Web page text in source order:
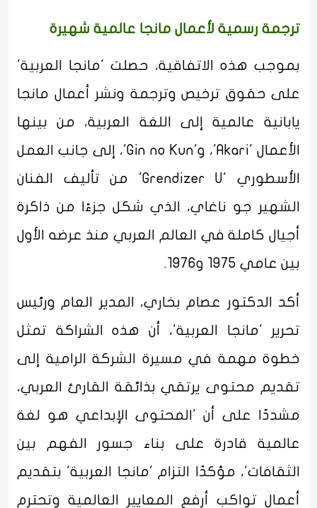
ترجمة رسمية لأعمال مانجا عالمية شهيرة
بموجب هذه الاتفاقية، حصلت 'مانجا العربية'
على حقوق ترخيص وترجمة ونشر أعمال مانجا
يابانية عالمية إلى اللغة العربية، من بينها
الأعمال 'Akari'، و'Gin no Kun'، إلى جانب العمل
الأسطوري 'Grendizer U' من تأليف الفنان
الشهير جو ناغاي، الذي شكل جزءًا من ذاكرة
أجيال كاملة في العالم العربي منذ عرضه الأول
بين عامي 1975 و1976.
أكد الدكتور عصام بخاري، المدير العام ورئيس
تحرير 'مانجا العربية'، أن هذه الشراكة تمثل
خطوة مهمة في مسيرة الشركة الرامية إلى
تقديم محتوى يرتقي بذائقة القارئ العربي،
مشددًا على أن 'المحتوى الإبداعي هو لغة
عالمية قادرة على بناء جسور الفهم بين
الثقافات'، مؤكدًا التزام 'مانجا العربية' بتقديم
أعمال تواكب أرفع المعايير العالمية وتحترم